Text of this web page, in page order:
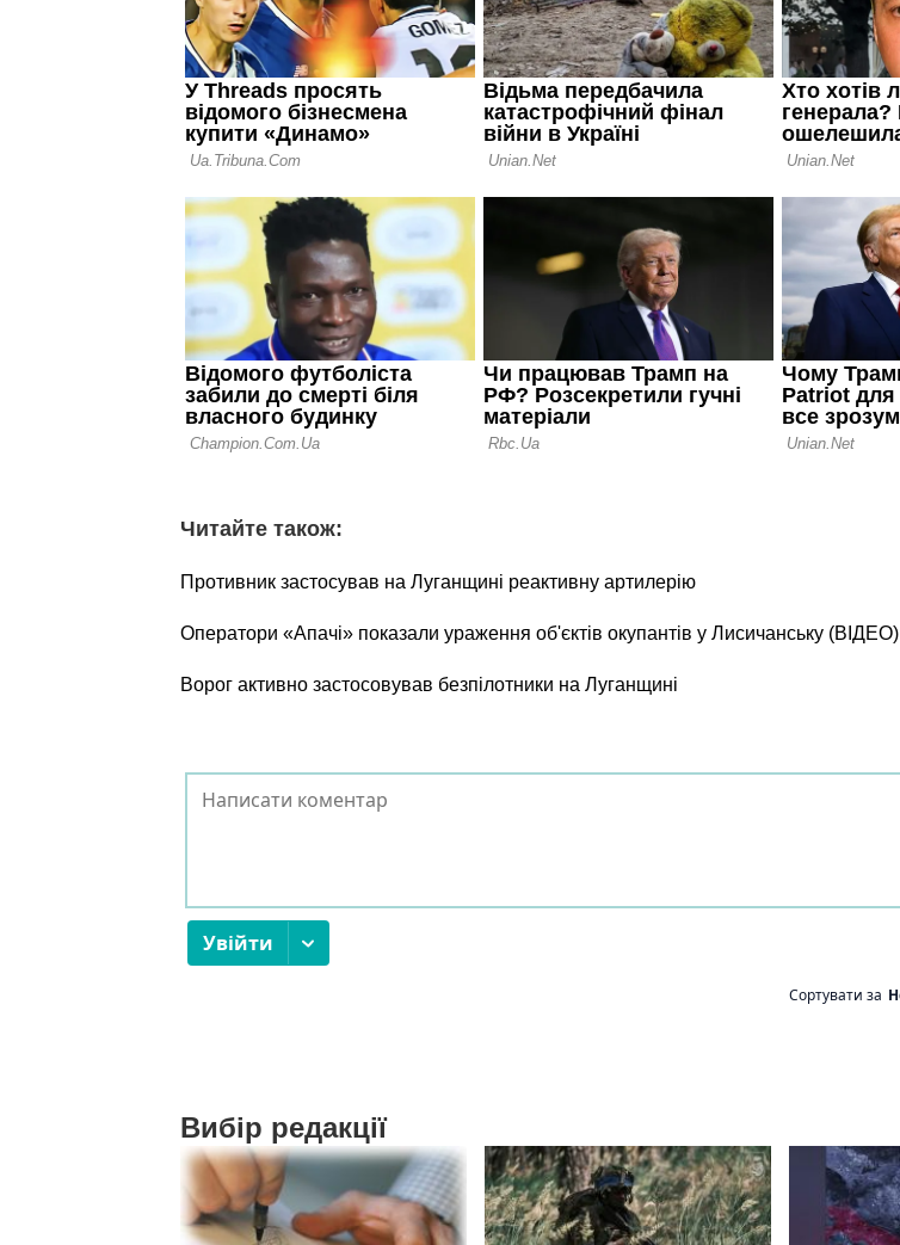
Читайте також:
Противник застосував на Луганщині реактивну артилерію
Оператори «Апачі» показали ураження об'єктів окупантів у Лисичанську (ВІДЕО)
Ворог активно застосовував безпілотники на Луганщині
Вибір редакції